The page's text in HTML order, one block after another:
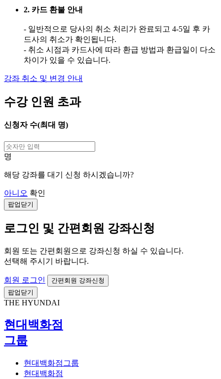
2. 카드 환불 안내
- 일반적으로 당사의 취소 처리가 완료되고 4-5일 후 카
드사의 취소가 확인됩니다.
- 취소 시점과 카드사에 따라 환급 방법과 환급일이 다소
차이가 있을 수 있습니다.
강좌 취소 및 변경 안내
수강 인원 초과
신청자 수(최대 명)
명
해당 강좌를 대기 신청 하시겠습니까?
아니오 확인
팝업닫기
로그인 및 간편회원 강좌신청
회원 또는 간편회원으로 강좌신청 하실 수 있습니다.
선택해 주시기 바랍니다.
회원 로그인
간편회원 강좌신청
팝업닫기
THE HYUNDAI
현대백화점
그룹
현대백화점그룹
현대백화점